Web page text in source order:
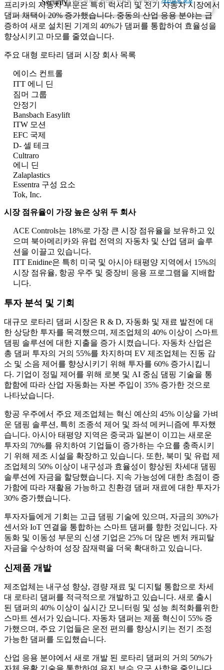
프리카의 자동차 부문은 특히 럭셔리 및 전기 자동차 시장에서
댐퍼 채택이 20% 증가했습니다. 중동의 산업 응용 분야는 급
증하여 새로 설치된 기계의 40%가 댐퍼를 통합하여 효율성을
향상시키고 마모를 줄였습니다.
주요 대형 로타리 댐퍼 시장 회사 목록
에이스 컨트롤
ITT 에니 딘
짐머 그룹
안정기
Bansbach Easylift
ITW 모션
EFC 국제
D- 셀 테크
Cultraro
에니 딘
Zalaplastics
Essentra 구성 요소
Tok, Inc.
시장 점유율이 가장 높은 상위 두 회사
ACE Controls는 18%로 가장 큰 시장 점유율을 보유하고 있
으며 북아메리카와 유럽 전역의 자동차 및 산업 댐퍼 솔루
션을 이끌고 있습니다.
ITT Enidine은 특히 미국 및 아시아 태평양 지역에서 15%의
시장 점유율, 항공 우주 및 중장비 응용 프로그램을 지배합
니다.
투자 분석 및 기회
대규모 로타리 댐퍼 시장은 R & D, 자동화 및 재료 발전에 대
한 상당한 투자를 목격했으며, 제조업체의 40% 이상이 스마트
댐핑 솔루션에 대한 지출을 증가 시켰습니다. 자동차 산업은
총 댐퍼 투자의 거의 55%를 차지하며 EV 제조업체는 진동 감
소 및 소음 제어를 향상시키기 위해 투자를 60% 증가시킵니
다. 기업이 정밀 제어를 위해 로봇 및 AI 중심 댐핑 기술을 통
합함에 따라 산업 자동화는 자본 주입이 35% 증가한 것으로
나타났습니다.
항공 우주에서 주요 제조업체는 혁신 예산의 45% 이상을 가벼
운 댐핑 솔루션, 특히 조종석 제어 및 좌석 메커니즘에 투자했
습니다. 아시아 태평양 지역은 중국과 일본이 이끄는 새로운
투자의 70%를 유치하여 기업들이 증가하는 수요를 충족시키
기 위해 제조 시설을 확장하고 있습니다. 또한, 북미 및 유럽 제
조업체의 50% 이상이 내구성과 효율성이 향상된 차세대 댐핑
솔루션에 자금을 할당했습니다. 지속 가능성에 대한 초점이 증
가함에 따라 재활용 가능하고 친환경 댐퍼 재료에 대한 투자가
30% 증가했습니다.
투자자들에게 기회는 고급 댐핑 기술에 있으며, 자금의 30%가
센서와 IoT 연결을 통합하는 스마트 댐퍼를 향한 것입니다. 자
동화 및 이동성 부문의 신생 기업은 25% 더 많은 벤처 캐피탈
자금을 수상하여 성장 잠재력을 더욱 확대하고 있습니다.
신제품 개발
제조업체는 내구성 향상, 경량 재료 및 디지털 통합으로 차세
대 로타리 댐퍼를 적극적으로 개발하고 있습니다. 새로 출시
된 댐퍼의 40% 이상이 실시간 모니터링 및 성능 최적화를위한
스마트 센서가 있습니다. 자동차 댐퍼는 제품 혁신이 55% 증
가했으며, 주요 기업들은 운전 편의를 향상시키는 전기 조정
가능한 댐퍼를 도입했습니다.
산업 응용 분야에서 새로 개발 된 로타리 댐퍼의 거의 50%가
자체 윤활 기술을 통합하여 유지 보수 요구 사항을 줄입니다.